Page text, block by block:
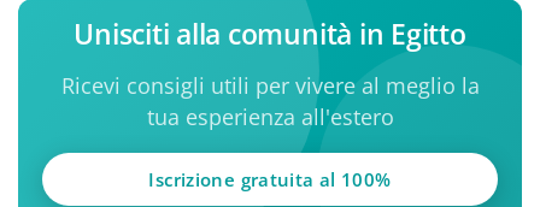
Unisciti alla comunità in Egitto
Ricevi consigli utili per vivere al meglio la
tua esperienza all'estero
Iscrizione gratuita al 100%